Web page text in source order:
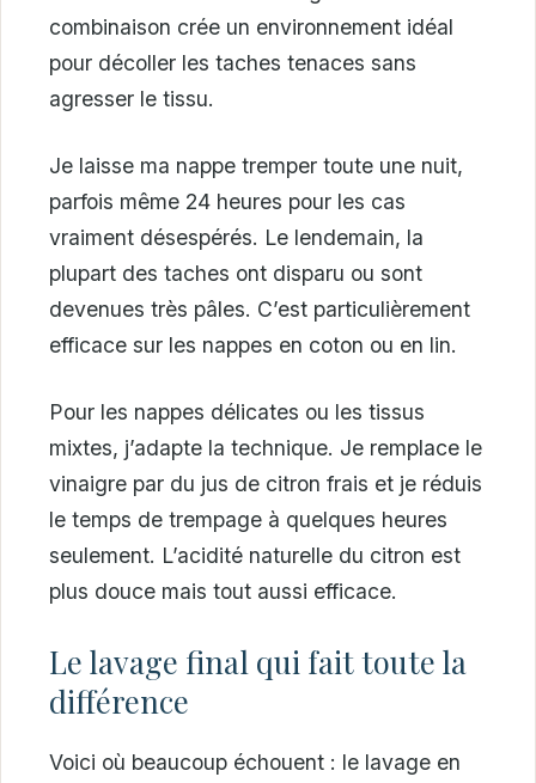
combinaison crée un environnement idéal
pour décoller les taches tenaces sans
agresser le tissu.
Je laisse ma nappe tremper toute une nuit,
parfois même 24 heures pour les cas
vraiment désespérés. Le lendemain, la
plupart des taches ont disparu ou sont
devenues très pâles. C’est particulièrement
efficace sur les nappes en coton ou en lin.
Pour les nappes délicates ou les tissus
mixtes, j’adapte la technique. Je remplace le
vinaigre par du jus de citron frais et je réduis
le temps de trempage à quelques heures
seulement. L’acidité naturelle du citron est
plus douce mais tout aussi efficace.
Le lavage final qui fait toute la
différence
Voici où beaucoup échouent : le lavage en